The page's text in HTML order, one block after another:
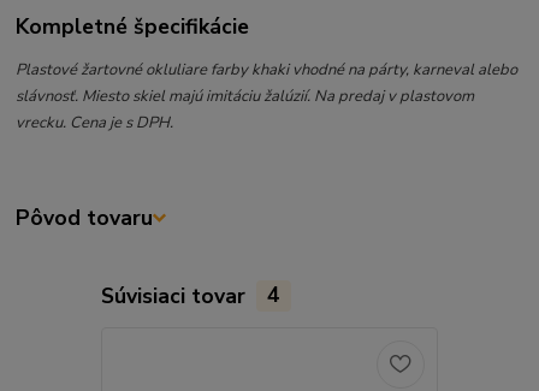
Kompletné špecifikácie
Plastové žartovné okluliare farby khaki vhodné na párty, karneval alebo
slávnosť. Miesto skiel majú imitáciu žalúzií. Na predaj v plastovom
vrecku. Cena je s DPH.
Pôvod tovaru
Súvisiaci tovar 4